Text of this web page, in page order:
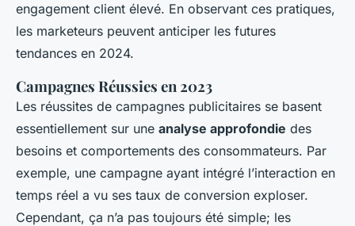
engagement client élevé. En observant ces pratiques,
les marketeurs peuvent anticiper les futures
tendances en 2024.
Campagnes Réussies en 2023
Les réussites de campagnes publicitaires se basent
essentiellement sur une analyse approfondie des
besoins et comportements des consommateurs. Par
exemple, une campagne ayant intégré l’interaction en
temps réel a vu ses taux de conversion exploser.
Cependant, ça n’a pas toujours été simple; les